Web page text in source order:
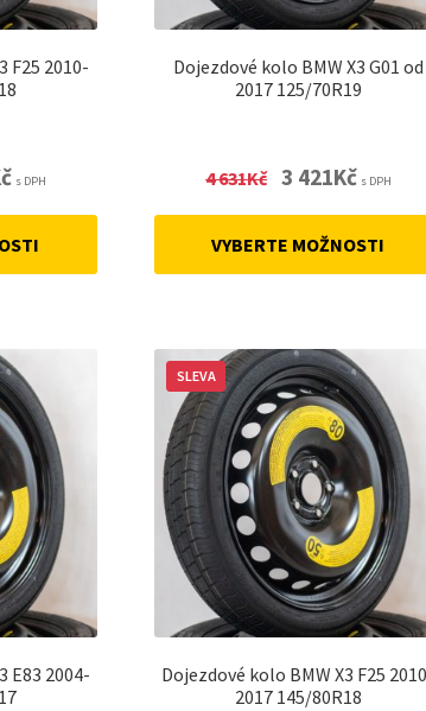
F25 2010-
Current
3
745Kč.
s DPH
Dojezdové kolo BMW X3 G01 od
2017 125/70R19
4 631Kč
Original
4
631Kč.
3 421KčCurrent
3
421Kč.
s DPH
VYBERTE MOŽNOSTI
E83 2004-
Dojezdové kolo BMW X3 F25
2017 145/80R18
SLEVA